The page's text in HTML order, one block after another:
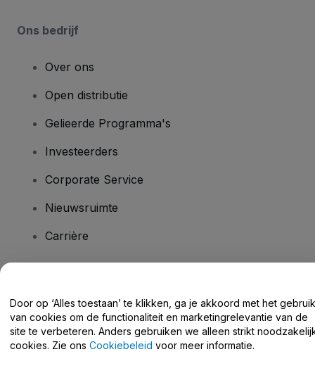
Ons bedrijf
Over ons
Open distributie
Gelieerde Programma's
Investeerders
Corporate Service
Nieuwsruimte
Carrière
Helpcentrum / Neem Contact Met Ons Op
Door op ‘Alles toestaan’ te klikken, ga je akkoord met het gebruik
van cookies om de functionaliteit en marketingrelevantie van de
site te verbeteren. Anders gebruiken we alleen strikt
cookies. Zie ons Cookiebeleid voor meer informatie.